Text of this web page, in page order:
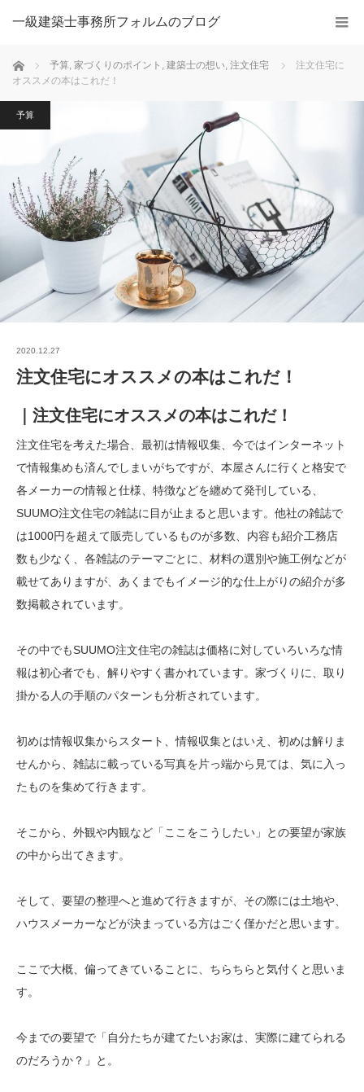
一級建築士事務所フォルムのブログ
ホーム 予算, 家づくりのポイント , 建築士の想い, 注文住宅
注文住宅に
オススメの本はこれだ！
予算
2020.12.27
注文住宅にオススメの本はこれだ！
｜注文住宅にオススメの本はこれだ！
注文住宅を考えた場合、最初は情報収集、今ではインターネット
で情報集めも済んでしまいがちですが、本屋さんに行くと格安で
各メーカーの情報と仕様、特徴などを纏めて発刊している、
SUUMO注文住宅の雑誌に目が止まると思います。他社の雑誌で
は1000円を超えて販売しているものが多数、内容も紹介工務店
数も少なく、各雑誌のテーマごとに、材料の選別や施工例などが
載せてありますが、あくまでもイメージ的な仕上がりの紹介が多
数掲載されています。
その中でもSUUMO注文住宅の雑誌は価格に対していろいろな情
報は初心者でも、解りやすく書かれています。家づくりに、取り
掛かる人の手順のパターンも分析されています。
初めは情報収集からスタート、情報収集とはいえ、初めは解りま
せんから、雑誌に載っている写真を片っ端から見ては、気に入っ
たものを集めて行きます。
そこから、外観や内観など「ここをこうしたい」との要望が家族
の中から出てきます。
そして、要望の整理へと進めて行きますが、その際には土地や、
ハウスメーカーなどが決まっている方はごく僅かだと思います。
ここで大概、偏ってきていることに、ちらちらと気付くと思いま
す。
今までの要望で「自分たちが建てたいお家は、実際に建てられる
のだろうか？」と。